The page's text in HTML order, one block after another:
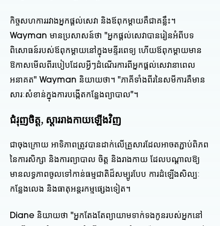
កិច្ចសហការរវាងអ្នកផ្តល់សេវា និងឪពុកម្តាយគឺជាគន្លឹះ។
Wayman មានប្រសាសន៍ថា "អ្នកផ្តល់សេវាបានរៀនអំពីបទ
ពិសោធន៍របស់ឪពុកម្តាយនៅក្នុងមន្ទីរពេទ្យ ហើយឪពុកម្តាយមាន
ឱកាសមើលពីរបៀបដែលអ្វីៗដំណើរការពីអ្នកផ្តល់សេវានាពេល
អនាគត" Wayman និយាយថា។ "ភាគីទាំងពីរនៃសមីការគឺមាន
សារៈសំខាន់ក្នុងការបង្កើតកន្លែងព្យាបាល"។
ជំរុញចិត្ត, ស្តាររាងកាយឡើងវិញ
ជាចុងក្រោយ អាទិភាពត្រូវបានដាក់លើគ្រួសារដែលអាចតភ្ជាប់ពិភព
នៃការសិក្សា និងការព្យាបាល ចិត្ត និងរាងកាយ ដែលបណ្តាលឱ្យ
មានលទ្ធភាពចូលទៅកាន់ធម្មជាតិដ៏សម្បូរបែប ការដំឡើងសិល្បៈ
កន្លែងលេង និងធាតុអន្តរកម្មផ្សេងទៀត។
Diane និយាយថា "អ្នកតែងតែព្យាយាមទាក់ទងកូនរបស់អ្នកនៅ